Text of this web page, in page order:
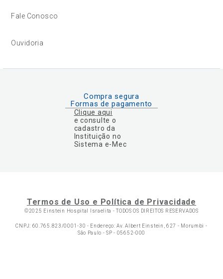
Fale Conosco
Ouvidoria
Compra segura
Formas de pagamento
Clique aqui
e consulte o
cadastro da
Instituição no
Sistema e-Mec
Termos de Uso e Política de Privacidade
©2025 Einstein Hospital Israelita -TODOS OS DIREITOS RESERVADOS
CNPJ: 60.765.823/0001-30 - Endereço: Av. Albert Einstein, 627 - Morumbi -
São Paulo - SP - 05652-000